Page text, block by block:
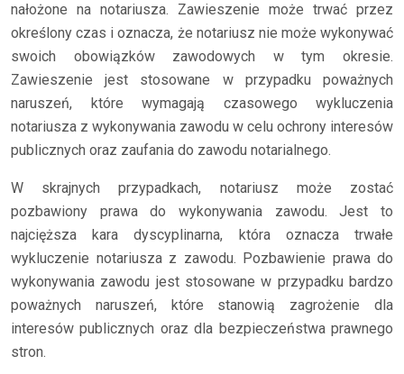
nałożone na notariusza. Zawieszenie może trwać przez
określony czas i oznacza, że notariusz nie może wykonywać
swoich obowiązków zawodowych w tym okresie.
Zawieszenie jest stosowane w przypadku poważnych
naruszeń, które wymagają czasowego wykluczenia
notariusza z wykonywania zawodu w celu ochrony interesów
publicznych oraz zaufania do zawodu notarialnego.
W skrajnych przypadkach, notariusz może zostać
pozbawiony prawa do wykonywania zawodu. Jest to
najcięższa kara dyscyplinarna, która oznacza trwałe
wykluczenie notariusza z zawodu. Pozbawienie prawa do
wykonywania zawodu jest stosowane w przypadku bardzo
poważnych naruszeń, które stanowią zagrożenie dla
interesów publicznych oraz dla bezpieczeństwa prawnego
stron.